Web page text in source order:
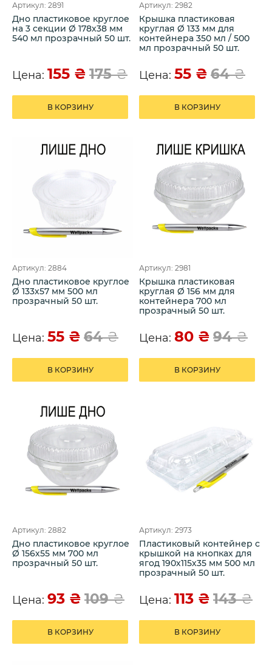
Артикул: 2891
Дно пластиковое круглое
на 3 секции Ø 178х38 мм
540 мл прозрачный 50 шт.
Цена: 155 ₴ 175₴
В КОРЗИНУ
Артикул: 2982
Крышка пластиковая
круглая Ø 133 мм для
контейнера 350 мл / 500
мл прозрачный 50 шт.
Цена: 55 ₴ 64₴
В КОРЗИНУ
Артикул: 2884
Дно пластиковое круглое
Ø 133х57 мм 500 мл
прозрачный 50 шт.
Цена: 55 ₴ 64₴
В КОРЗИНУ
Артикул: 2981
Крышка пластиковая
круглая Ø 156 мм для
контейнера 700 мл
прозрачный 50 шт.
Цена: 80 ₴ 94₴
В КОРЗИНУ
Артикул: 2882
Дно пластиковое круглое
Ø 156х55 мм 700 мл
прозрачный 50 шт.
Цена: 93 ₴ 109₴
В КОРЗИНУ
Артикул: 2973
Пластиковый контейнер с
крышкой на кнопках для
ягод 190х115х35 мм 500 мл
прозрачный 50 шт.
Цена: 113 ₴ 143₴
В КОРЗИНУ